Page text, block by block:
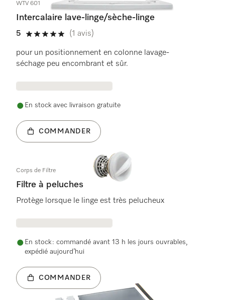
WTV 601
Intercalaire lave-linge/sèche-linge
5
5 étoiles de 5
(1 avis)
pour un positionnement en colonne lavage-
séchage peu encombrant et sûr.
En stock avec livraison gratuite
COMMANDER
Corps de Filtre
Filtre à peluches
Protège lorsque le linge est très pelucheux
En stock : commandé avant 13 h les jours ouvrables,
expédié aujourd’hui
COMMANDER